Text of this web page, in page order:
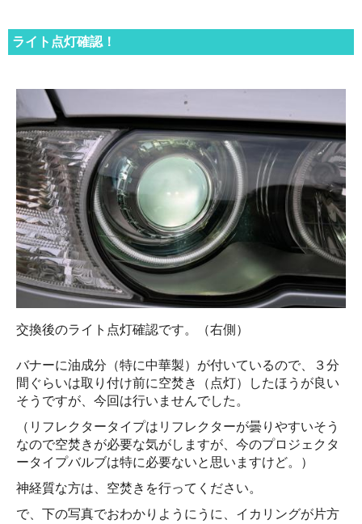
ライト点灯確認！
交換後のライト点灯確認です。（右側）
バナーに油成分（特に中華製）が付いているので、３分
間ぐらいは取り付け前に空焚き（点灯）したほうが良い
そうですが、今回は行いませんでした。
（リフレクタータイプはリフレクターが曇りやすいそう
なので空焚きが必要な気がしますが、今のプロジェクタ
ータイプバルブは特に必要ないと思いますけど。）
神経質な方は、空焚きを行ってください。
で、下の写真でおわかりようにうに、イカリングが片方